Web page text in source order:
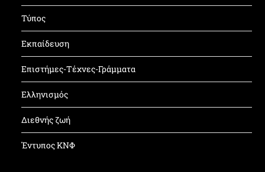
Τύπος
Εκπαίδευση
Επιστήμες-Τέχνες-Γράμματα
Ελληνισμός
Διεθνής ζωή
Έντυπος ΚΝΦ